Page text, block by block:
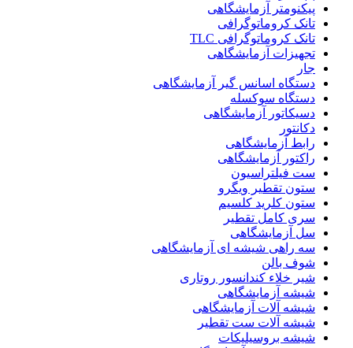
پیکنومتر آزمایشگاهی
تانک کروماتوگرافی
تانک کروماتوگرافی TLC
تجهیزات آزمایشگاهی
جار
دستگاه اسانس گیر آزمایشگاهی
دستگاه سوکسله
دسیکاتور آزمایشگاهی
دکانتور
رابط آزمایشگاهی
راکتور آزمایشگاهی
ست فیلتراسیون
ستون تقطیر ویگرو
ستون کلرید کلسیم
سری کامل تقطیر
سل آزمایشگاهی
سه راهی شیشه ای آزمایشگاهی
شوف بالن
شیر خلاء کندانسور روتاری
شیشه آزمایشگاهی
شیشه آلات آزمایشگاهی
شیشه آلات ست تقطیر
شیشه بروسیلیکات